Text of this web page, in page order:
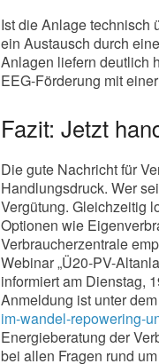
Ist die Anlage technisch
ein Austausch durch
Anlagen liefern deutlich
EEG-Förderung mit
Fazit: Jetzt
Die gute Nachricht für
Handlungsdruck. Wer
Vergütung. Gleichzeitig
Optionen wie
Verbraucherzentrale
Webinar „Ü20-PV-
informiert am Dienstag,
Anmeldung ist unter
im-wandel-repowering-
Energieberatung der
bei allen Fragen rund